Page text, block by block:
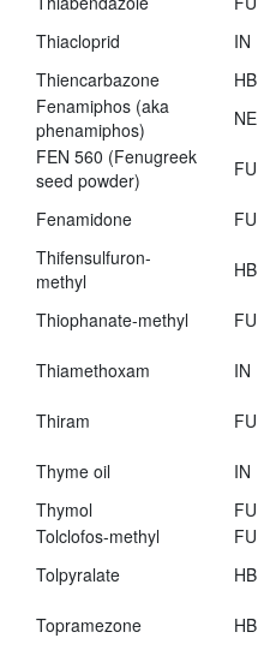
Thiacloprid
IN
Thiencarbazone
HB
Fenamiphos (aka
phenamiphos)
NE
FEN 560 (Fenugreek
seed powder)
FU
Fenamidone FU
Thifensulfuron-
methyl
HB
Thiophanate-methyl FU
Thiamethoxam
IN
Thiram FU
Thyme oil IN
Thymol
FU
Tolclofos-methyl
FU
Tolpyralate
HB
Topramezone HB